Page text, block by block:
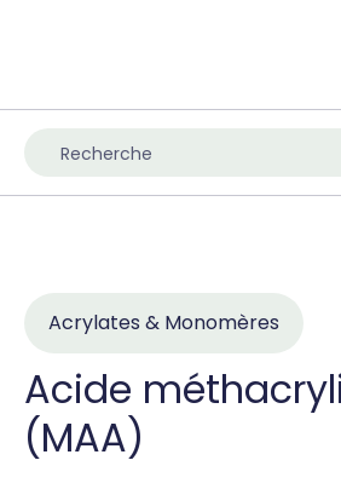
Acrylates & Monomères
Acide
(MAA)